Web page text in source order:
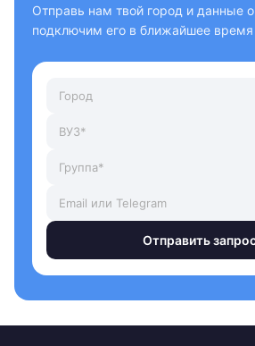
Отправь нам твой город и данные
подключим его в ближайшее время
Отправить